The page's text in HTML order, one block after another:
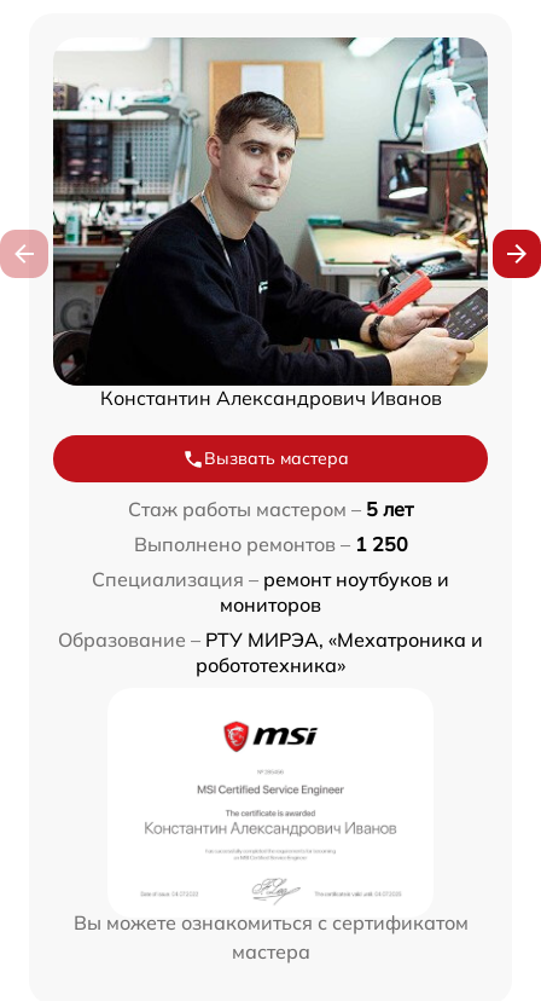
Константин Александрович Иванов
Вызвать мастера
Стаж работы мастером – 5 лет
Выполнено ремонтов – 1 250
Специализация – ремонт ноутбуков и
мониторов
Образование – РТУ МИРЭА, «Мехатроника и
робототехника»
Вы можете ознакомиться с сертификатом
мастера